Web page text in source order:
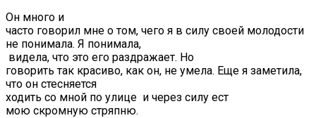
Он много и
часто говорил мне о том, чего я в силу своей молодости
не понимала. Я понимала,
видела, что это его раздражает. Но
говорить так красиво, как он, не умела. Еще я заметила,
что он стесняется
ходить со мной по улице и через силу ест
мою скромную стряпню.